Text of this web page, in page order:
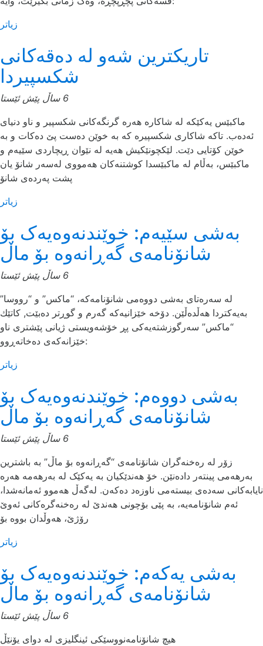
زیاتر
تاریکترین شەو لە دەقەکانی
شکسپیردا
6 ساڵ پێش ئێستا
ماکبێس یه‌کێکه‌ لە شاکارە هەرە گرنگەکانی شکسپیر و ناو دنیای
ئەدەب. تاکە شاکاری شکسپیرە کە بە خوێن دەست پێ دەکات و بە
خوێن کۆتایی دێت. لێکچونێکیش هەیە لە نێوان ڕیچاردی سێیەم و
ماکبێس، بەڵام لە ماکبێسدا کوشتنەکان هەمووی لەسەر شانۆ یان
پشت پەردەی شانۆ
زیاتر
بەشی سێیەم: خوێندنه‌وه‌یه‌ک بۆ
شانۆنامه‌ی گه‌ڕانه‌وه‌ بۆ ماڵ
6 ساڵ پێش ئێستا
له‌ سه‌ره‌تای به‌شی دووه‌می شانۆنامه‌که‌، “ماکس” و “رووسا”
به‌یه‌کتردا هه‌ڵده‌ڵێن. دۆخه‌ خێزانیه‌که‌ گه‌رم و گوڕتر ده‌بێت, کاتێك
“ماکس” سه‌رگوزشته‌یه‌کی پڕ خۆشه‌ویستی ژیانی پێشتری ناو
خێزانه‌که‌ی ده‌خاته‌ڕوو:
زیاتر
بەشی دووەم: خوێندنه‌وه‌یه‌ک بۆ
شانۆنامه‌ی گه‌ڕانه‌وه‌ بۆ ماڵ
6 ساڵ پێش ئێستا
زۆر له‌ ره‌خنه‌گران شانۆنامه‌ی “گه‌ڕانه‌وه‌ بۆ ماڵ” به‌ باشترین
به‌رهه‌می پینته‌ر داده‌نێن. خۆ هه‌ندێکیان به‌ یه‌کێک له‌ به‌رهه‌مه‌ هه‌ره‌
نایابه‌کانی سه‌ده‌ی بیسته‌می ناوزه‌د ده‌که‌ن. له‌گه‌ڵ هه‌موو ئه‌مانه‌شدا،
ئه‌م شانۆنامه‌یه‌، به‌ پێی بۆچونی هه‌ندێ له‌ ره‌خنه‌گره‌کانی ئه‌وێ
رۆژێ، هه‌وڵدان بووه‌ بۆ
زیاتر
بەشی یەکەم: خوێندنه‌وه‌یه‌ک بۆ
شانۆنامه‌ی گه‌ڕانه‌وه‌ بۆ ماڵ
6 ساڵ پێش ئێستا
هیچ شانۆنامه‌نووسێکی ئینگلیزی له‌ دوای یۆنێڵ